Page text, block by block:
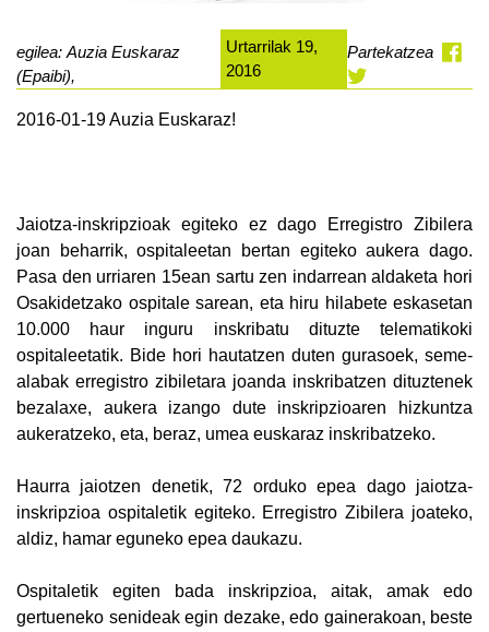
egilea: Auzia Euskaraz
(Epaibi),
Urtarrilak 19,
2016
Partekatzea
2016-01-19 Auzia Euskaraz!
Jaiotza-inskripzioak egiteko ez dago Erregistro Zibilera
joan beharrik, ospitaleetan bertan egiteko aukera dago.
Pasa den urriaren 15ean sartu zen indarrean aldaketa hori
Osakidetzako ospitale sarean, eta hiru hilabete eskasetan
10.000 haur inguru inskribatu dituzte telematikoki
ospitaleetatik. Bide hori hautatzen duten gurasoek, seme-
alabak erregistro zibiletara joanda inskribatzen dituztenek
bezalaxe, aukera izango dute inskripzioaren hizkuntza
aukeratzeko, eta, beraz, umea euskaraz inskribatzeko.
Haurra jaiotzen denetik, 72 orduko epea dago jaiotza-
inskripzioa ospitaletik egiteko. Erregistro Zibilera joateko,
aldiz, hamar eguneko epea daukazu.
Ospitaletik egiten bada inskripzioa, aitak, amak edo
gertueneko senideak egin dezake, edo gainerakoan, beste